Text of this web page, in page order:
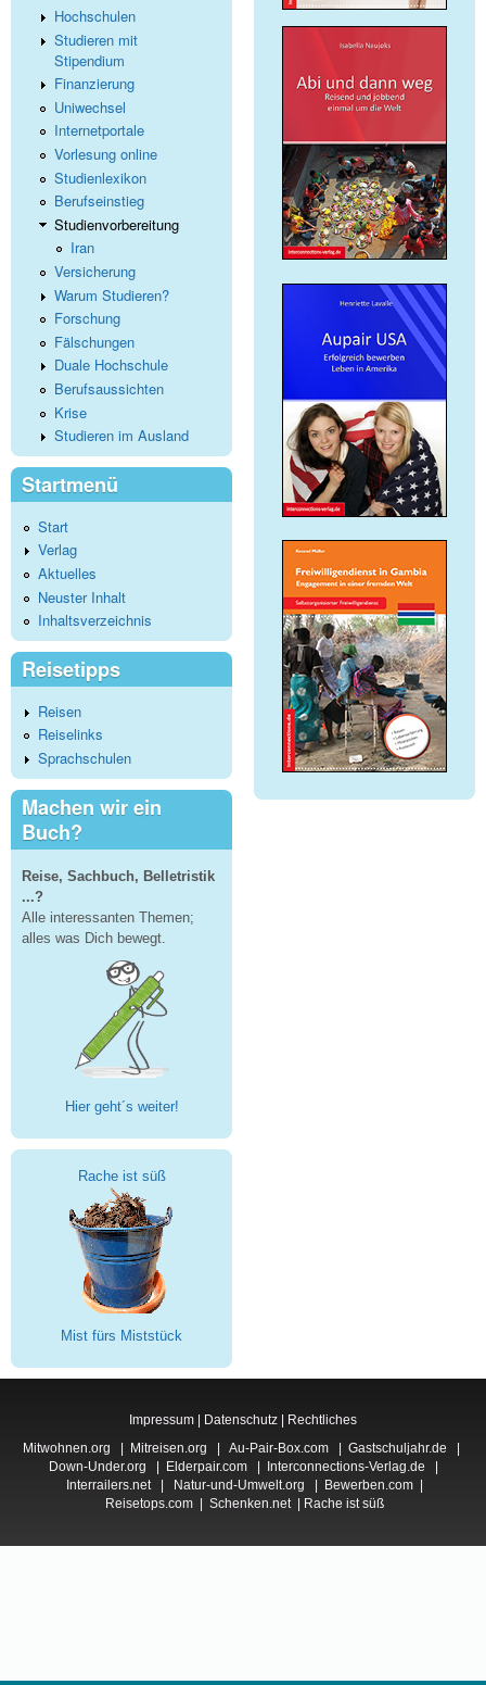
Hochschulen
Studieren mit
Stipendium
Finanzierung
Uniwechsel
Internetportale
Vorlesung online
Studienlexikon
Berufseinstieg
Studienvorbereitung
Iran
Versicherung
Warum Studieren?
Forschung
Fälschungen
Duale Hochschule
Berufsaussichten
Krise
Studieren im Ausland
Startmenü
Start
Verlag
Aktuelles
Neuster Inhalt
Inhaltsverzeichnis
Reisetipps
Reisen
Reiselinks
Sprachschulen
Machen wir ein
Buch?
Reise, Sachbuch, Belletristik
...?
Alle interessanten Themen;
alles was Dich bewegt.
Hier geht´s weiter!
Rache ist süß
Mist fürs Miststück
Impressum | Datenschutz | Rechtliches
Mitwohnen.org
Mitreisen.org Au-Pair-Box.com Gastschuljahr.de
Down-Under.org
Elderpair.com| Interconnections-Verlag.de
Interrailers.net| Natur-und-Umwelt.org Bewerben.com
Reisetops.com
Schenken.net| Rache ist süß